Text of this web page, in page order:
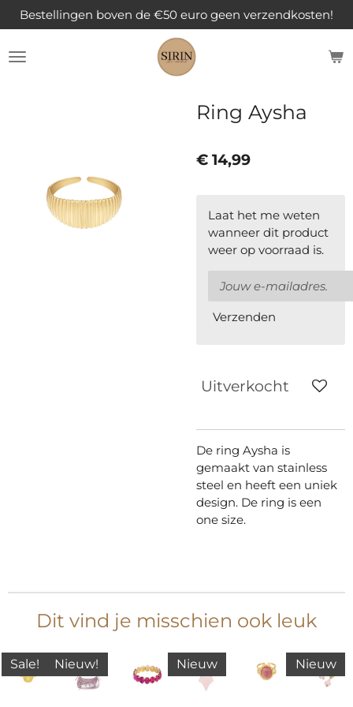
Ga
direct
naar
Bestellingen boven de €50 euro geen verzendkosten!
Ring Aysha
€ 14,99
Laat het me weten
wanneer dit product
weer op voorraad is.
Verzenden
Uitverkocht
De ring Aysha is
gemaakt van stainless
steel en heeft een uniek
design. De ring is een
one size.
Dit vind je misschien ook leuk
Sale! Nieuw! Nieuw Nieuw